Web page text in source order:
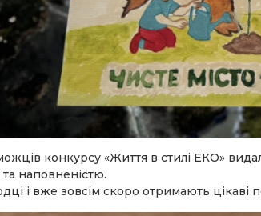
конкурсу «Життя в стилі ЕКО»
наповненістю.
і вже зовсім скоро отримають цікаві